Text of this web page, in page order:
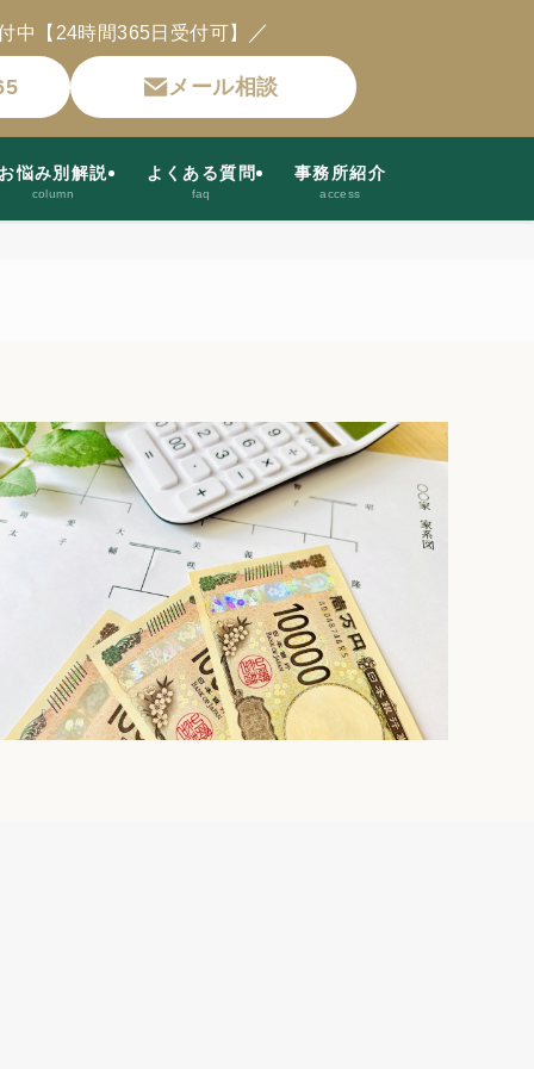
悩み別解説
column
よくある質問
faq
事務所紹介
access
中【24時間365日受付可】 ／
メール相談